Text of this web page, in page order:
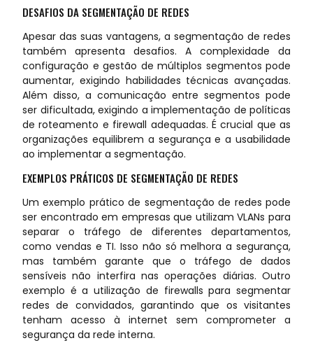
DESAFIOS DA SEGMENTAÇÃO DE REDES
Apesar das suas vantagens, a segmentação de redes
também apresenta desafios. A complexidade da
configuração e gestão de múltiplos segmentos pode
aumentar, exigindo habilidades técnicas avançadas.
Além disso, a comunicação entre segmentos pode
ser dificultada, exigindo a implementação de políticas
de roteamento e firewall adequadas. É crucial que as
organizações equilibrem a segurança e a usabilidade
ao implementar a segmentação.
EXEMPLOS PRÁTICOS DE SEGMENTAÇÃO DE REDES
Um exemplo prático de segmentação de redes pode
ser encontrado em empresas que utilizam VLANs para
separar o tráfego de diferentes departamentos,
como vendas e TI. Isso não só melhora a segurança,
mas também garante que o tráfego de dados
sensíveis não interfira nas operações diárias. Outro
exemplo é a utilização de firewalls para segmentar
redes de convidados, garantindo que os visitantes
tenham acesso à internet sem comprometer a
segurança da rede interna.